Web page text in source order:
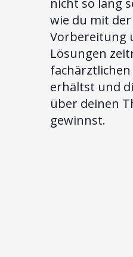
nicht so lang
wie du mit
Vorbereitung
Lösungen
erhältst und
über deinen
gewinnst.